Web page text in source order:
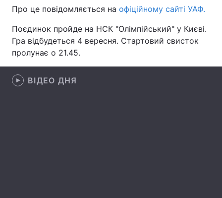
Економіка Світ
Спорт Наука
Техно і зв'язок
Зброя
Про це повідомляється на офіційному сайті УАФ.
Поєдинок пройде на НСК "Олімпійський" у Києві.
Гра відбудеться 4 вересня. Стартовий свисток
пролунає о 21.45.
ВІДЕО ДНЯ